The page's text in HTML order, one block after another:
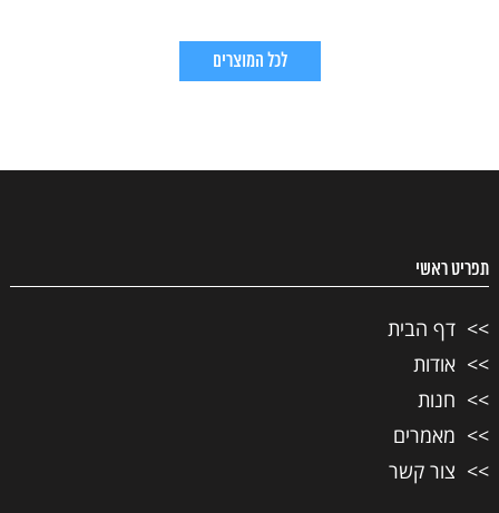
לכל המוצרים
תפריט ראשי
דף הבית
אודות
חנות
מאמרים
צור קשר